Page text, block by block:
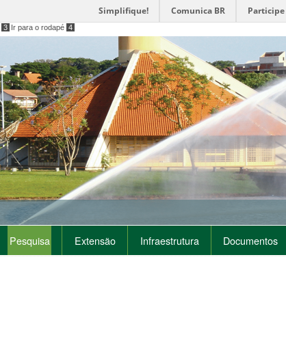
Simplifique! Comunica BR Participe
3 Ir para o rodapé 4
Pesquisa Extensão Infraestrutura Documentos